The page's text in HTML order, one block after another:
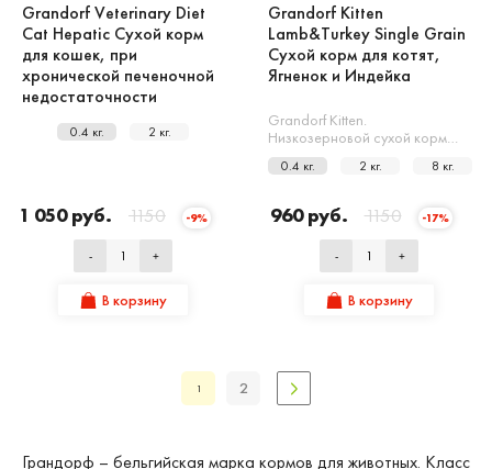
Grandorf Veterinary Diet
Cat Hepatic Сухой корм
для кошек, при
хронической печеночной
недостаточности
0.4 кг. 2 кг.
1 050 руб. 1150 -9%
- +
В корзину
Grandorf Kitten
Lamb&Turkey Single Grain
Сухой корм для котят,
Ягненок и Индейка
Grandorf Kitten.
Низкозерновой сухой корм…
0.4 кг. 2 кг. 8 кг.
960 руб. 1150 -17%
- +
В корзину
1 2
Грандорф – бельгийская марка кормов для животных. Класс